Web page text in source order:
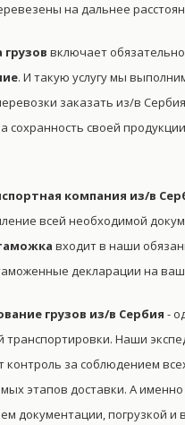
на дальнее
грузов включает
. И такую услугу мы
заказать из/в
сохранность своей
компания из/в
всей необходимой
входит в наши
декларации на ваш
грузов из/в Сербия -
транспортировки. Наши
контроль за соблюдением
этапов доставки. А именно
документации, погрузкой и